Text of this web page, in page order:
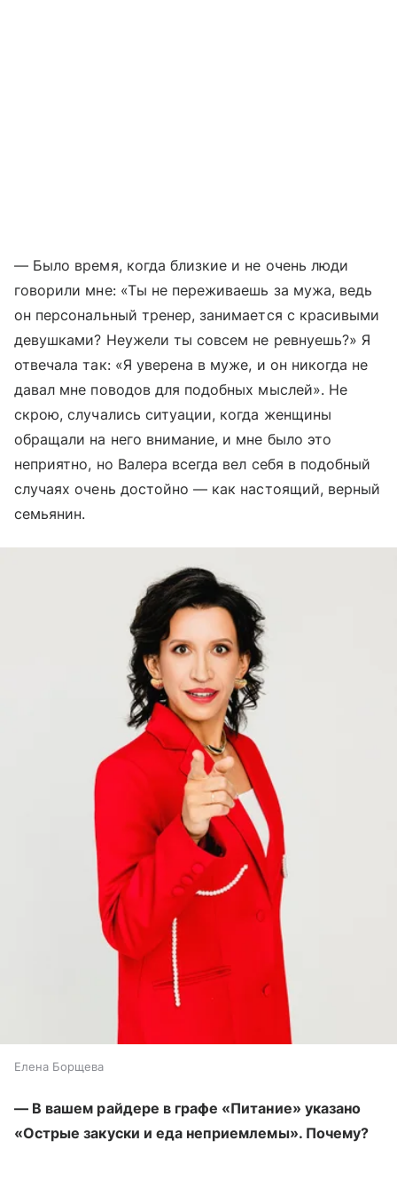
— Было время, когда близкие и не очень люди
говорили мне: «Ты не переживаешь за мужа, ведь
он персональный тренер, занимается с красивыми
девушками? Неужели ты совсем не ревнуешь?» Я
отвечала так: «Я уверена в муже, и он никогда не
давал мне поводов для подобных мыслей». Не
скрою, случались ситуации, когда женщины
обращали на него внимание, и мне было это
неприятно, но Валера всегда вел себя в подобный
случаях очень достойно — как настоящий, верный
семьянин.
Елена Борщева
— В вашем райдере в графе «Питание» указано
«Острые закуски и еда неприемлемы». Почему?